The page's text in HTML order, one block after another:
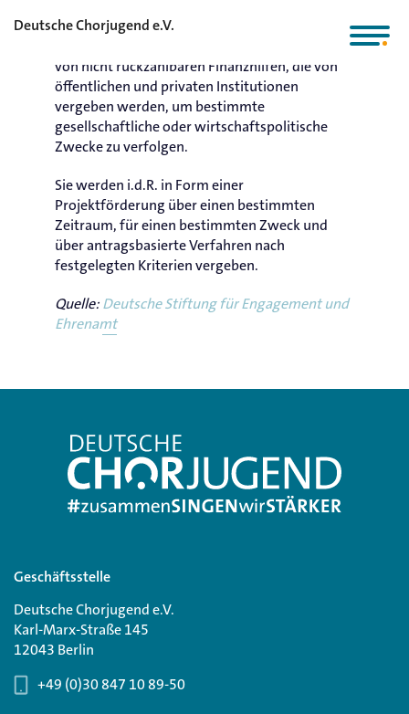
Deutsche Chorjugend e.V.
Fördermittel sind freiwillige Leistungen in Form
von nicht rückzahlbaren Finanzhilfen, die von
öffentlichen und privaten Institutionen
vergeben werden, um bestimmte
gesellschaftliche oder wirtschaftspolitische
Zwecke zu verfolgen.
Sie werden i.d.R. in Form einer
Projektförderung über einen bestimmten
Zeitraum, für einen bestimmten Zweck und
über antragsbasierte Verfahren nach
festgelegten Kriterien vergeben.
Quelle:Deutsche Stiftung für Engagement und
Ehrenamt
Geschäftsstelle
Deutsche Chorjugend e.V.
Karl-Marx-Straße 145
12043 Berlin
+49 (0)30 847 10 89-50